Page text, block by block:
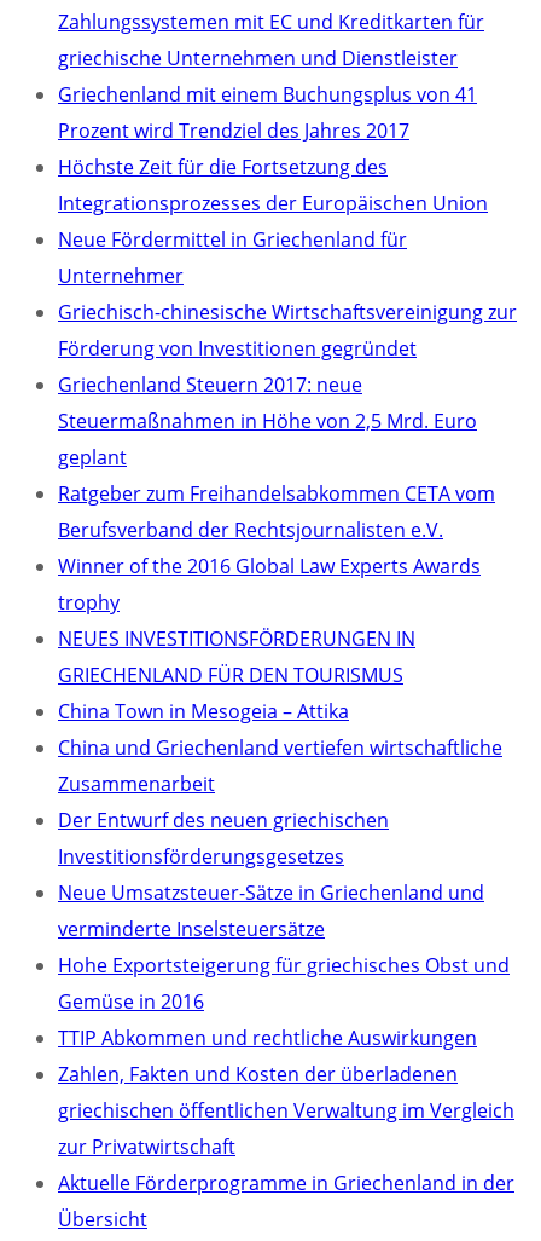
Zahlungssystemen mit EC und Kreditkarten für
griechische Unternehmen und Dienstleister
Griechenland mit einem Buchungsplus von 41
Prozent wird Trendziel des Jahres 2017
Höchste Zeit für die Fortsetzung des
Integrationsprozesses der Europäischen Union
Neue Fördermittel in Griechenland für
Unternehmer
Griechisch-chinesische Wirtschaftsvereinigung zur
Förderung von Investitionen gegründet
Griechenland Steuern 2017: neue
Steuermaßnahmen in Höhe von 2,5 Mrd. Euro
geplant
Ratgeber zum Freihandelsabkommen CETA vom
Berufsverband der Rechtsjournalisten e.V.
Winner of the 2016 Global Law Experts Awards
trophy
NEUES INVESTITIONSFÖRDERUNGEN IN
GRIECHENLAND FÜR DEN TOURISMUS
China Town in Mesogeia – Attika
China und Griechenland vertiefen wirtschaftliche
Zusammenarbeit
Der Entwurf des neuen griechischen
Investitionsförderungsgesetzes
Neue Umsatzsteuer-Sätze in Griechenland und
verminderte Inselsteuersätze
Hohe Exportsteigerung für griechisches Obst und
Gemüse in 2016
TTIP Abkommen und rechtliche Auswirkungen
Zahlen, Fakten und Kosten der überladenen
griechischen öffentlichen Verwaltung im Vergleich
zur Privatwirtschaft
Aktuelle Förderprogramme in Griechenland in der
Übersicht